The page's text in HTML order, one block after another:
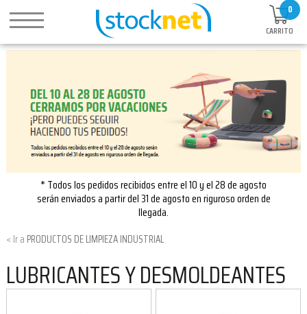
0
CARRITO
* Todos los pedidos recibidos entre el 10 y el 28 de agosto
serán enviados a partir del 31 de agosto en riguroso orden de
llegada.
PRODUCTOS DE LIMPIEZA INDUSTRIAL
LUBRICANTES Y DESMOLDEANTES